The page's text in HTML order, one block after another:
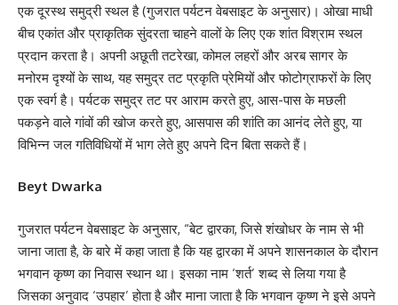
एक दूरस्थ समुद्री स्थल है (गुजरात पर्यटन वेबसाइट के अनुसार)। ओखा माधी
बीच एकांत और प्राकृतिक सुंदरता चाहने वालों के लिए एक शांत विश्राम स्थल
प्रदान करता है। अपनी अछूती तटरेखा, कोमल लहरों और अरब सागर के
मनोरम दृश्यों के साथ, यह समुद्र तट प्रकृति प्रेमियों और फोटोग्राफरों के लिए
एक स्वर्ग है। पर्यटक समुद्र तट पर आराम करते हुए, आस-पास के मछली
पकड़ने वाले गांवों की खोज करते हुए, आसपास की शांति का आनंद लेते हुए, या
विभिन्न जल गतिविधियों में भाग लेते हुए अपने दिन बिता सकते हैं।
Beyt Dwarka
गुजरात पर्यटन वेबसाइट के अनुसार, “बेट द्वारका, जिसे शंखोधर के नाम से भी
जाना जाता है, के बारे में कहा जाता है कि यह द्वारका में अपने शासनकाल के दौरान
भगवान कृष्ण का निवास स्थान था। इसका नाम ‘शर्त’ शब्द से लिया गया है
जिसका अनुवाद ‘उपहार’ होता है और माना जाता है कि भगवान कृष्ण ने इसे अपने